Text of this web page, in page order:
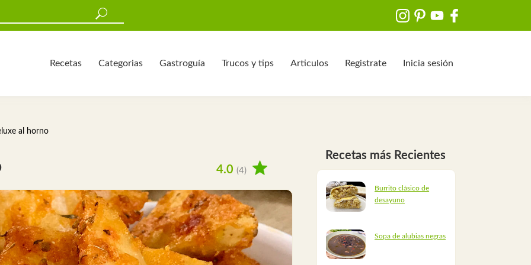
Recetas Categorias Gastroguía Trucos y tips Articulos Registrate Inicia sesión
al horno
4.0 (4)
Recetas más Recientes
Burrito clásico de
desayuno
Sopa de alubias negras